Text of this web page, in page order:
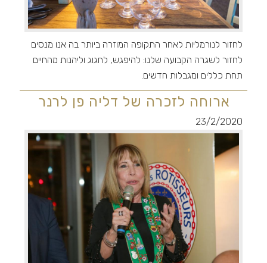
לחזור לנורמליות לאחר התקופה המוזרה ביותר בה אנו מנסים
לחזור לשגרה הקבועה שלנו: להיפגש, לחגוג וליהנות מהחיים
תחת כללים ומגבלות חדשים.
ארוחה לזכרה של דליה פן לרנר
23/2/2020